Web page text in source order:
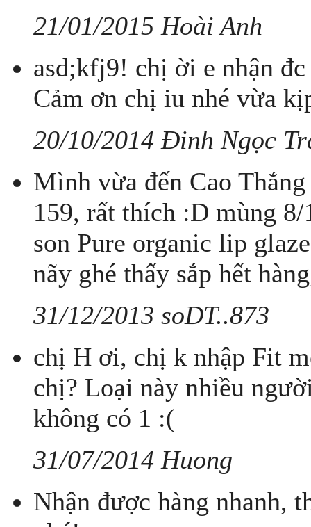
21/01/2015 Hoài Anh
asd;kfj9! chị ời e nhận
Cảm ơn chị iu nhé vừa
20/10/2014 Đinh Ngọc
Mình vừa đến Cao
159, rất thích :D mùng
son Pure organic lip
nãy ghé thấy sắp hết
31/12/2013 soDT..873
chị H ơi, chị k nhập Fit
chị? Loại này nhiều
không có 1 :(
31/07/2014 Huong
Nhận được hàng nhanh,